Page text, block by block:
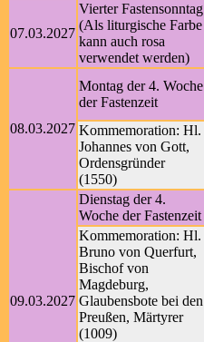
07.03.2027
Vierter Fastensonntag
(Als liturgische Farbe
kann auch rosa
verwendet werden)
08.03.2027
Montag der 4. Woche
der Fastenzeit
Kommemoration: Hl.
Johannes von Gott,
Ordensgründer
(1550)
09.03.2027
Dienstag der 4.
Woche der Fastenzeit
Kommemoration: Hl.
Bruno von Querfurt,
Bischof von
Magdeburg,
Glaubensbote bei den
Preußen, Märtyrer
(1009)